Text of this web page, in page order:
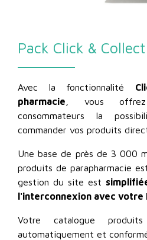
Pack Click & Collect
Avec la fonctionnalité
pharmacie , vous
consommateurs la
commander vos produits
Une base de près de 3 000
produits de parapharmacie
gestion du site est
l'interconnexion avec votre
Votre catalogue
automatiquement et